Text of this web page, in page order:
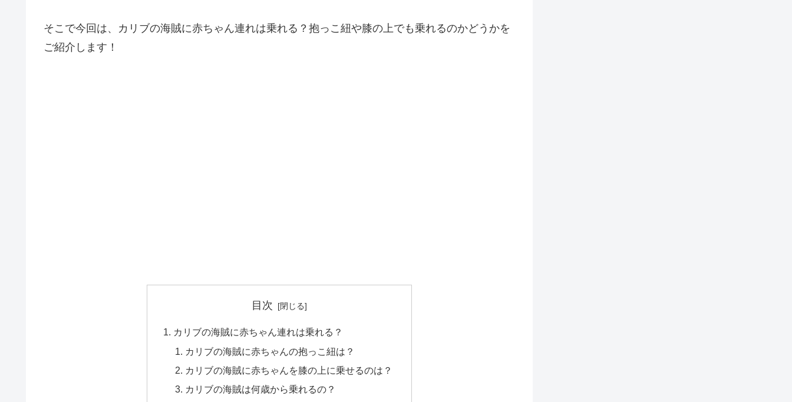
そこで今回は、カリブの海賊に赤ちゃん連れは乗れる？抱っこ紐や膝の上でも乗れるのかどうかを
ご紹介します！
目次
カリブの海賊に赤ちゃん連れは乗れる？
カリブの海賊に赤ちゃんの抱っこ紐は？
カリブの海賊に赤ちゃんを膝の上に乗せるのは？
カリブの海賊は何歳から乗れるの？